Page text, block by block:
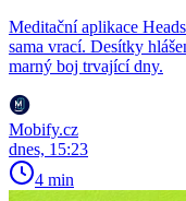
Meditační aplikace
sama vrací. Desítky
marný boj trvající dny.
Mobify.cz
dnes, 15:23
4 min